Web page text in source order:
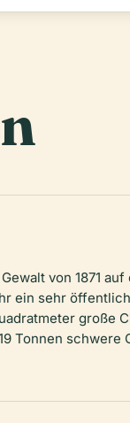
von 1871
sehr
große
Tonnen